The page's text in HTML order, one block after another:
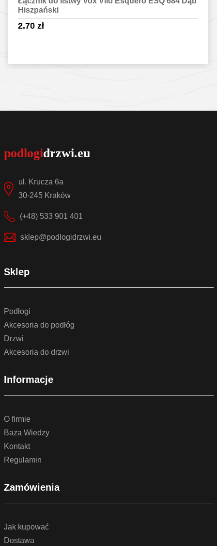
Hiszpański
2.70 zł
ul. Krucza 6a
30-245 Kraków
(+48) 533 901 401
sklep@podlogidrzwi.eu
Sklep
Podłogi
Akcesoria do podłóg
Drzwi
Akcesoria do drzwi
Informacje
O firmie
Baza Wiedzy
Kontakt
Regulamin
Zamówienia
Jak kupować
Dostawa